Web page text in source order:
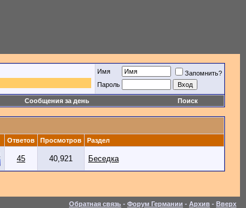
Имя
Запомнить?
Пароль
Сообщения за день Поиск
Ответов Просмотров Раздел
45 40,921 Беседка
Обратная связь - Форум Германии - Архив - Вверх